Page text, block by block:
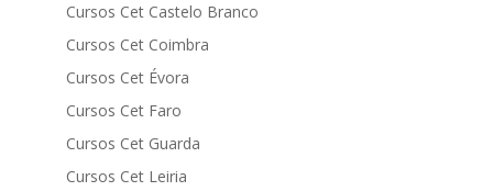
Cursos Cet Castelo Branco
Cursos Cet Coimbra
Cursos Cet Évora
Cursos Cet Faro
Cursos Cet Guarda
Cursos Cet Leiria